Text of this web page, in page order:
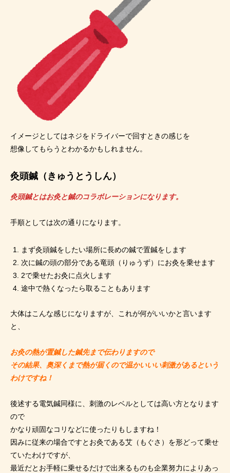
イメージとしてはネジをドライバーで回すときの感じを
想像してもらうとわかるかもしれません。
灸頭鍼（きゅうとうしん）
灸頭鍼とはお灸と鍼のコラボレーションになります。
手順としては次の通りになります。
まず灸頭鍼をしたい場所に長めの鍼で置鍼をします
次に鍼の頭の部分である竜頭（りゅうず）にお灸を乗せます
2で乗せたお灸に点火します
途中で熱くなったら取ることもあります
大体はこんな感じになりますが、これが何がいいかと言います
と、
お灸の熱が置鍼した鍼先まで伝わりますので
その結果、奥深くまで熱が届くので温かいいい刺激があるという
わけですね！
後述する電気鍼同様に、刺激のレベルとしては高い方となります
ので
かなり頑固なコリなどに使ったりもしますね！
因みに従来の場合ですとお灸である艾（もぐさ）を形どって乗せ
ていたわけですが、
最近だとお手軽に乗せるだけで出来るものも企業努力によりあっ